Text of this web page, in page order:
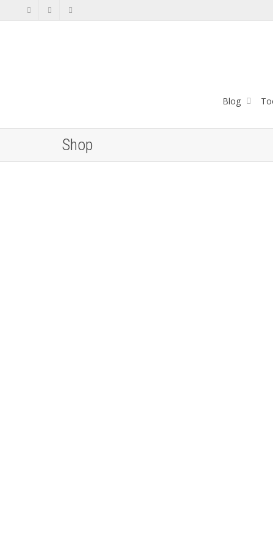
Blog
Shop